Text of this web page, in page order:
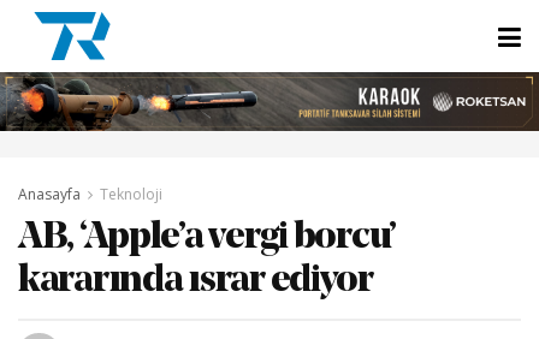
Anasayfa Teknoloji
AB, ‘Apple’a vergi borcu’
kararında ısrar ediyor